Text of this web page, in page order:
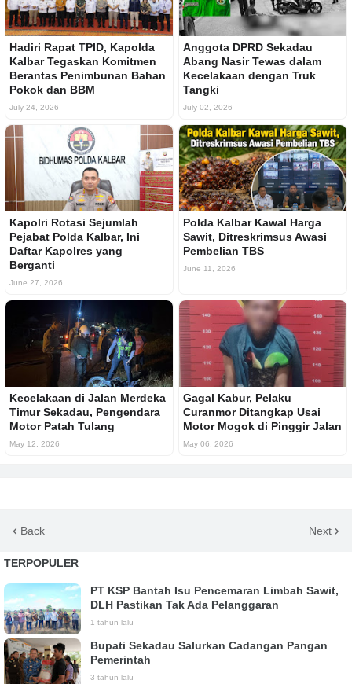
Hadiri Rapat TPID, Kapolda
Kalbar Tegaskan Komitmen
Berantas Penimbunan Bahan
Pokok dan BBM
July 24, 2026
Anggota DPRD Sekadau
Abang Nasir Tewas dalam
Kecelakaan dengan Truk
Tangki
July 02, 2026
Kapolri Rotasi Sejumlah
Pejabat Polda Kalbar, Ini
Daftar Kapolres yang
Berganti
June 27, 2026
Polda Kalbar Kawal Harga
Sawit, Ditreskrimsus Awasi
Pembelian TBS
June 11, 2026
Kecelakaan di Jalan Merdeka
Timur Sekadau, Pengendara
Motor Patah Tulang
May 12, 2026
Gagal Kabur, Pelaku
Curanmor Ditangkap Usai
Motor Mogok di Pinggir Jalan
May 06, 2026
Back Next
TERPOPULER
PT KSP Bantah Isu Pencemaran Limbah Sawit,
DLH Pastikan Tak Ada Pelanggaran
1 tahun lalu
Bupati Sekadau Salurkan Cadangan Pangan
Pemerintah
3 tahun lalu